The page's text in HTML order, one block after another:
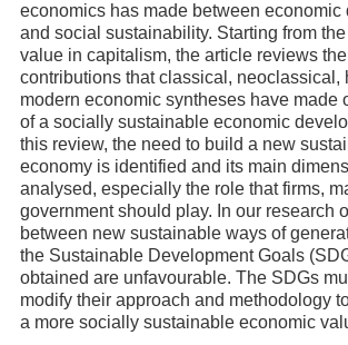
economics has made between economic
and social sustainability. Starting from
value in capitalism, the article reviews
contributions that classical, neoclassical,
modern economic syntheses have made
of a socially sustainable economic
this review, the need to build a new
economy is identified and its main
analysed, especially the role that firms,
government should play. In our research
between new sustainable ways of
the Sustainable Development Goals
obtained are unfavourable. The SDGs
modify their approach and methodology
a more socially sustainable economic